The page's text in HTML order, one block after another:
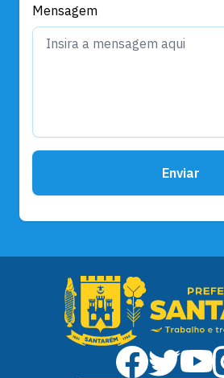
Mensagem
Enviar